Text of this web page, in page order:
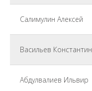
Салимулин Алексей
Васильев Константин
Абдулвалиев Ильвир